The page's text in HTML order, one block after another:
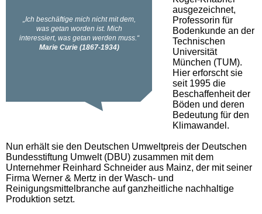
ausgezeichnet,
Professorin für
Bodenkunde an der
Technischen
Universität
München (TUM).
Hier erforscht sie
seit 1995 die
Beschaffenheit der
Böden und deren
Bedeutung für den
Klimawandel.
Nun erhält sie den Deutschen Umweltpreis der Deutschen
Bundesstiftung Umwelt (DBU) zusammen mit dem
Unternehmer Reinhard Schneider aus Mainz, der mit seiner
Firma Werner & Mertz in der Wasch- und
Reinigungsmittelbranche auf ganzheitliche nachhaltige
Produktion setzt.